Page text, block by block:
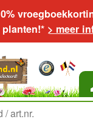
> meer